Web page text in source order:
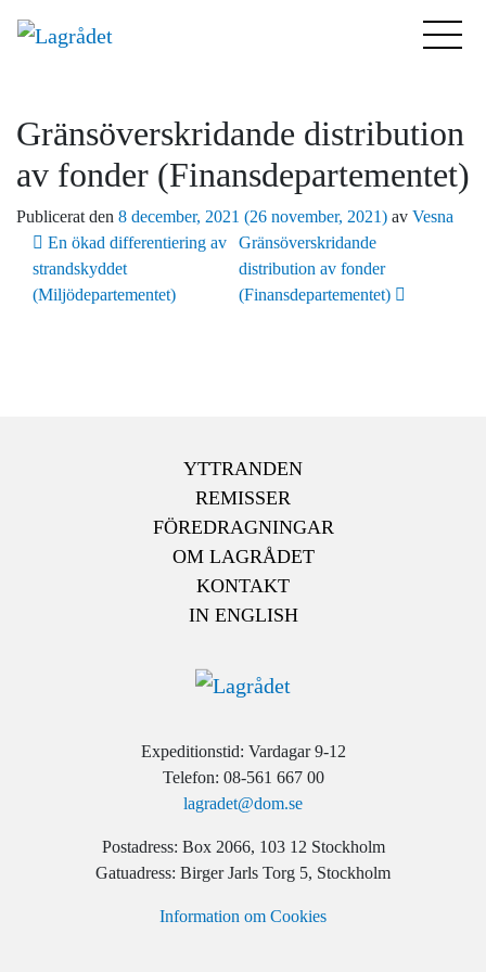
Gränsöverskridande distribution
av fonder (Finansdepartementet)
Publicerat den 8 december, 2021 (26 november, 2021) av Vesna
Inläggsnavigering
En ökad differentiering av
strandskyddet
(Miljödepartementet)
Gränsöverskridande
distribution av fonder
(Finansdepartementet)
YTTRANDEN
REMISSER
FÖREDRAGNINGAR
OM LAGRÅDET
KONTAKT
IN ENGLISH
Expeditionstid: Vardagar 9-12
Telefon: 08-561 667 00
lagradet@dom.se
Postadress: Box 2066, 103 12 Stockholm
Gatuadress: Birger Jarls Torg 5, Stockholm
Information om Cookies